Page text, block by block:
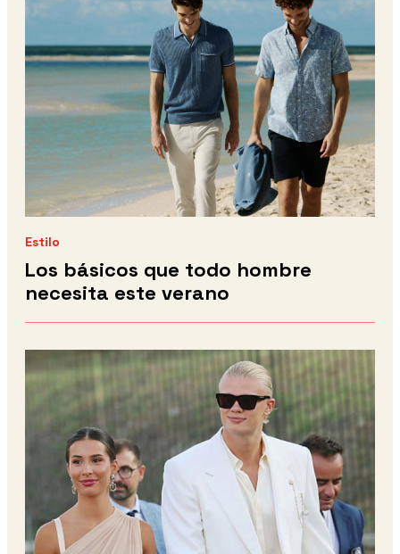
Estilo
Los básicos que todo hombre
necesita este verano